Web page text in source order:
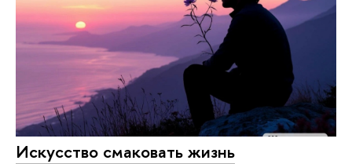
Искусство смаковать жизнь